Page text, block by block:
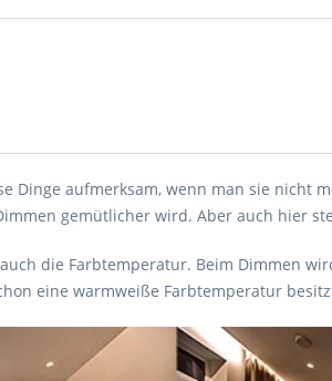
aufmerksam, wenn man sie nicht
gemütlicher wird. Aber auch hier
die Farbtemperatur. Beim Dimmen
eine warmweiße Farbtemperatur